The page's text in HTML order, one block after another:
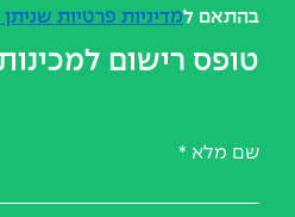
בהתאם למדיניות פרטיות
טופס רישום
שם מלא *